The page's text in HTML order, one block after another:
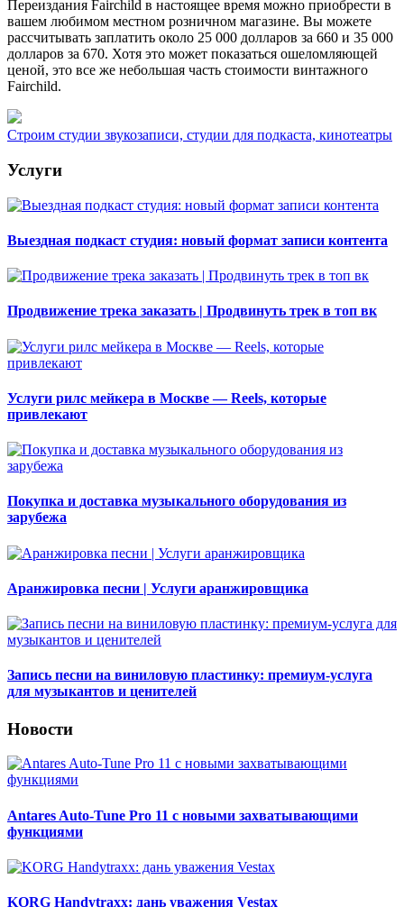
Переиздания Fairchild в настоящее время можно приобрести в
вашем любимом местном розничном магазине. Вы можете
рассчитывать заплатить около 25 000 долларов за 660 и 35 000
долларов за 670. Хотя это может показаться ошеломляющей
ценой, это все же небольшая часть стоимости винтажного
Fairchild.
Строим студии звукозаписи, студии для подкаста, кинотеатры
Услуги
Выездная подкаст студия: новый формат записи контента
Продвижение трека заказать | Продвинуть трек в топ вк
Услуги рилс мейкера в Москве — Reels, которые
привлекают
Покупка и доставка музыкального оборудования из
зарубежа
Аранжировка песни | Услуги аранжировщика
Запись песни на виниловую пластинку: премиум-услуга
для музыкантов и ценителей
Новости
Antares Auto-Tune Pro 11 с новыми захватывающими
функциями
KORG Handytraxx: дань уважения Vestax